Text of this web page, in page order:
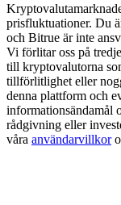
Exclusive for
Register &
Precious
Trade Gold &
prisfluktuationer. Du
och Bitrue är inte
Vi förlitar oss på
till kryptovalutorna
tillförlitlighet eller
denna plattform och
informationsändamål
rådgivning eller
våra användarvillkor